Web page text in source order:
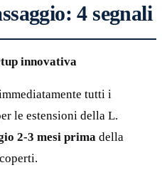
4 segnali
innovativa
tutti i
le estensioni della L.
2-3 mesi prima della